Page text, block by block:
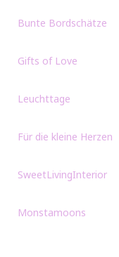
Bunte Bordschätze
Gifts of Love
Leuchttage
Für die kleine Herzen
SweetLivingInterior
Monstamoons